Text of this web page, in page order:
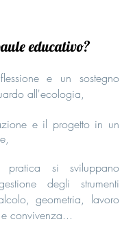
educativo?
e un sostegno
all'ecologia,
e il progetto in un
pratica si sviluppano
degli strumenti
geometria, lavoro
convivenza...